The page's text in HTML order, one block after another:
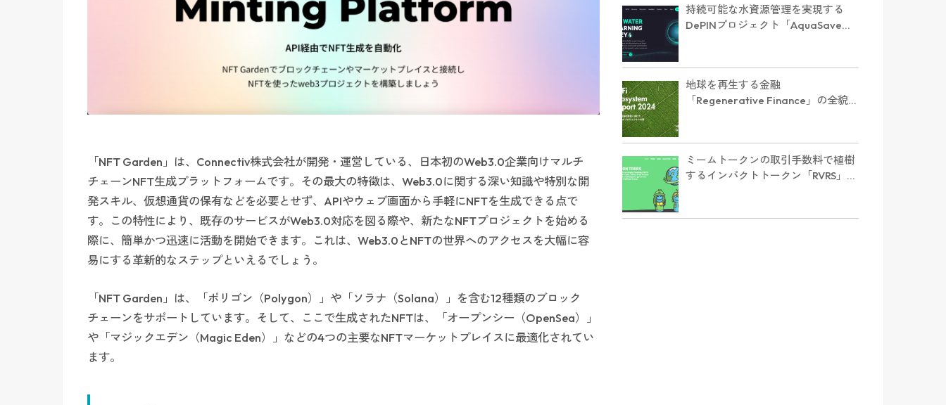
「NFT Garden」は、Connectiv株式会社が開発・運営している、日本初のWeb3.0企業向けマルチ
チェーンNFT生成プラットフォームです。その最大の特徴は、Web3.0に関する深い知識や特別な開
発スキル、仮想通貨の保有などを必要とせず、APIやウェブ画面から手軽にNFTを生成できる点で
す。この特性により、既存のサービスがWeb3.0対応を図る際や、新たなNFTプロジェクトを始める
際に、簡単かつ迅速に活動を開始できます。これは、Web3.0とNFTの世界へのアクセスを大幅に容
易にする革新的なステップといえるでしょう。
「NFT Garden」は、「ポリゴン（Polygon）」や「ソラナ（Solana）」を含む12種類のブロック
チェーンをサポートしています。そして、ここで生成されたNFTは、「オープンシー（OpenSea）」
や「マジックエデン（Magic Eden）」などの4つの主要なNFTマーケットプレイスに最適化されてい
ます。
持続可能な水資源管理を実現する
DePINプロジェクト「AquaSave」
地球を再生する金融
「Regenerative Finance」の全貌に
ミームトークンの取引手数料で植樹
するインパクトトークン「RVRS」と